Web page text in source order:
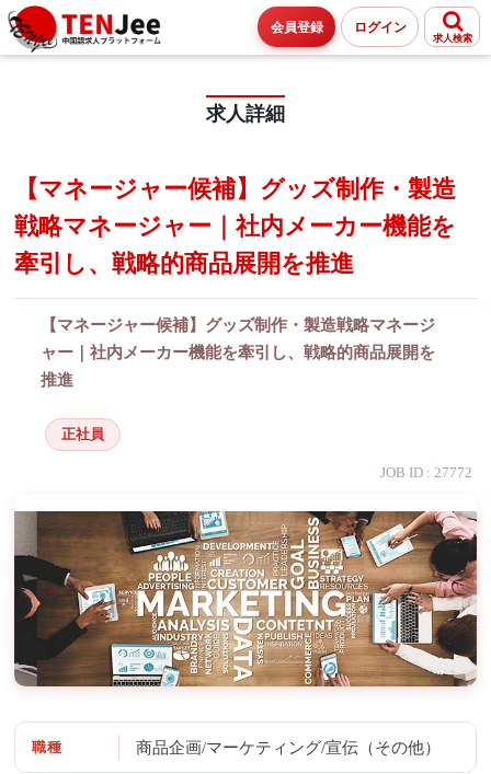
会員登録 ログイン
求人検索
求人詳細
【マネージャー候補】グッズ制作・製造
戦略マネージャー｜社内メーカー機能を
牽引し、戦略的商品展開を推進
【マネージャー候補】グッズ制作・製造戦略マネージ
ャー｜社内メーカー機能を牽引し、戦略的商品展開を
推進
正社員
JOB ID : 27772
職種 商品企画/マーケティング/宣伝（その他）